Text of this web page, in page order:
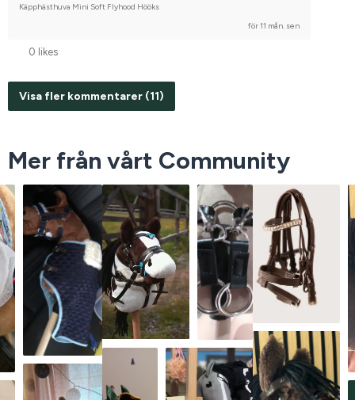
Käpphästhuva Mini Soft Flyhood Hööks
för 11 mån. sen
0 likes
Visa fler kommentarer (11)
Mer från vårt Community